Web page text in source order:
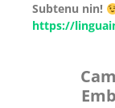
Subtenu nin!
https://